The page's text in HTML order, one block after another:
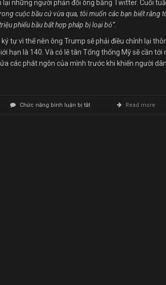
những người phản đối ông bằng Twitter. Cuối
cuộc bầu cử vừa qua, tôi muốn các bạn biết rằng
phiếu bầu bất hợp pháp bị loại bỏ”.
tự vì thế nên ông Trump sẽ phải điều chỉnh lại
hạn là 140. Và có lẽ tân Tổng thống Mỹ sẽ cần tới
các phát ngôn của mình trước khi khiến người
Chức năng bình luận bị tắtở
Read more